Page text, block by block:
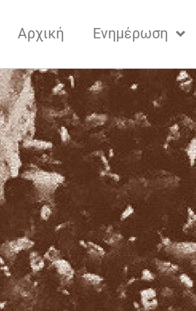
Αρχική Ενημέρωση